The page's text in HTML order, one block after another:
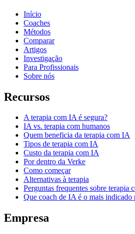
Início
Coaches
Métodos
Comparar
Artigos
Investigação
Para Profissionais
Sobre nós
Recursos
A terapia com IA é segura?
IA vs. terapia com humanos
Quem beneficia da terapia com IA
Tipos de terapia com IA
Custo da terapia com IA
Por dentro da Verke
Como começar
Alternativas à terapia
Perguntas frequentes sobre terapia
Que coach de IA é o mais indicado
Empresa